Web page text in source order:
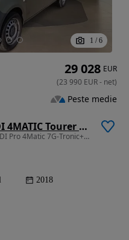
1 / 6
Mercedes-Benz Vito 116 CDI 4MATIC Tourer Lang Aut. EDITION
2143 cm3 • 163 CP • Vito Tourer116 CDI Pro 4Matic 7G-Tronic+Clima
2018
29 028 EUR
(23 990 EUR- net)
Peste medie